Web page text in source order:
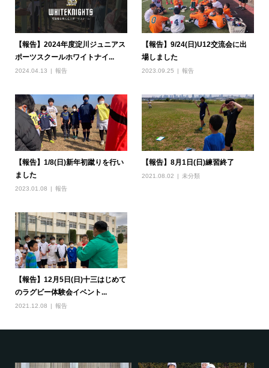
【報告】2024年度淀川ジュニアス
ポーツスクールホワイトナイ...
2024.04.13 報告
【報告】9/24(日)U12交流会に出
場しました
2023.09.25 報告
【報告】1/8(日)新年初蹴りを行い
ました
2023.01.08 報告
【報告】8月1日(日)練習終了
2021.08.02 未分類
【報告】12月5日(日)十三はじめて
のラグビー体験会イベント...
2021.12.08 報告